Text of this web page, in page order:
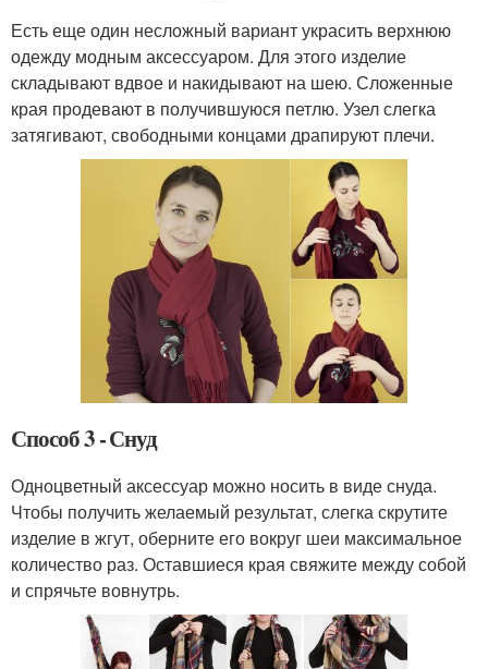
Есть еще один несложный вариант украсить верхнюю
одежду модным аксессуаром. Для этого изделие
складывают вдвое и накидывают на шею. Сложенные
края продевают в получившуюся петлю. Узел слегка
затягивают, свободными концами драпируют плечи.
Способ 3 - Снуд
Одноцветный аксессуар можно носить в виде снуда.
Чтобы получить желаемый результат, слегка скрутите
изделие в жгут, оберните его вокруг шеи максимальное
количество раз. Оставшиеся края свяжите между собой
и спрячьте вовнутрь.